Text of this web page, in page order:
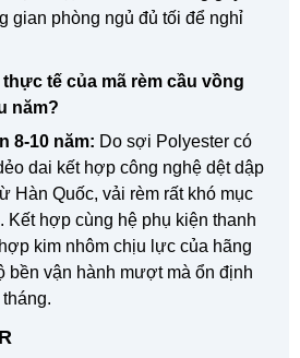
gian phòng ngủ đủ tối để nghỉ
tế của mã rèm cầu vồng
năm?
8-10 năm: Do sợi Polyester có
dai kết hợp công nghệ dệt dập
Hàn Quốc, vải rèm rất khó mục
Kết hợp cùng hệ phụ kiện thanh
kim nhôm chịu lực của hãng
bền vận hành mượt mà ổn định